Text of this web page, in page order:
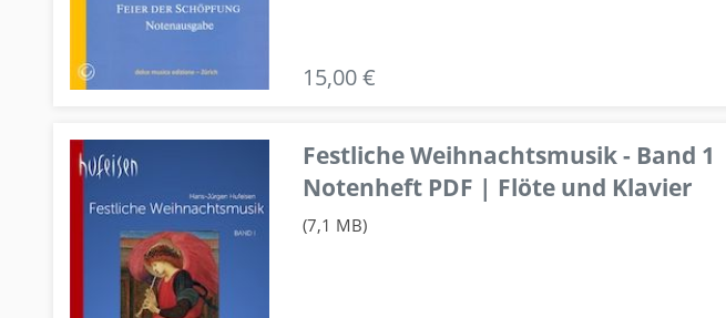
15,00 €
Festliche Weihnachtsmusik - Band 1
Notenheft PDF | Flöte und Klavier
(7,1 MB)